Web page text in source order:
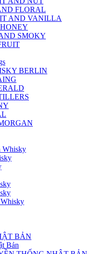
FLORAL
AND VANILLA
SMOKY
BERLIN
Whisky
BẢN
Bản